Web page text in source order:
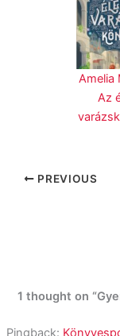
Amelia
Az
PREVIOUS
1 thought on
Pingback: